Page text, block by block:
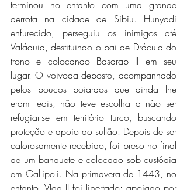
terminou no entanto com uma grande
derrota na cidade de Sibiu. Hunyadi
enfurecido, perseguiu os inimigos até
Valáquia, destituindo o pai de Drácula do
trono e colocando Basarab II em seu
lugar. O voivoda deposto, acompanhado
pelos poucos boiardos que ainda lhe
eram leais, não teve escolha a não ser
refugiar-se em território turco, buscando
proteção e apoio do sultão. Depois de ser
calorosamente recebido, foi preso no final
de um banquete e colocado sob custódia
em Gallipoli. Na primavera de 1443, no